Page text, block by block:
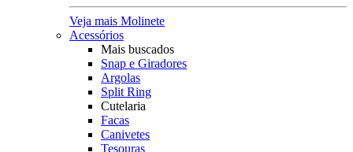
Veja mais Molinete
Acessórios
Mais buscados
Snap e Giradores
Argolas
Split Ring
Cutelaria
Facas
Canivetes
Tesouras